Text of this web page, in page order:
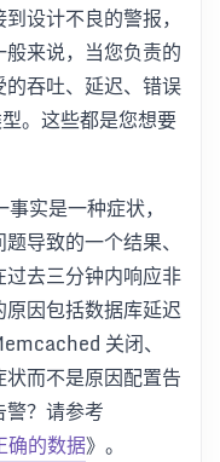
设计不良的警报，
来说，当您负责的
吞吐、延迟、错误
。这些都是您想要
实是一种症状，
导致的一个结果、
去三分钟内响应非
因包括数据库延迟
关闭、
而不是原因配置告
？请参考
确的数据》。